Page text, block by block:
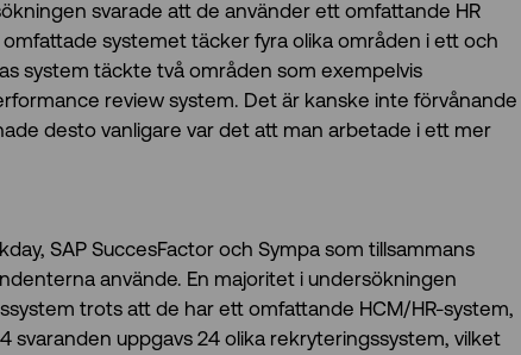
svarade att de använder ett omfattande HR
systemet täcker fyra olika områden i ett och
system täckte två områden som exempelvis
review system. Det är kanske inte förvånande
desto vanligare var det att man arbetade i ett mer
SAP SuccesFactor och Sympa som tillsammans
använde. En majoritet i undersökningen
trots att de har ett omfattande HCM/HR-system,
svaranden uppgavs 24 olika rekryteringssystem, vilket